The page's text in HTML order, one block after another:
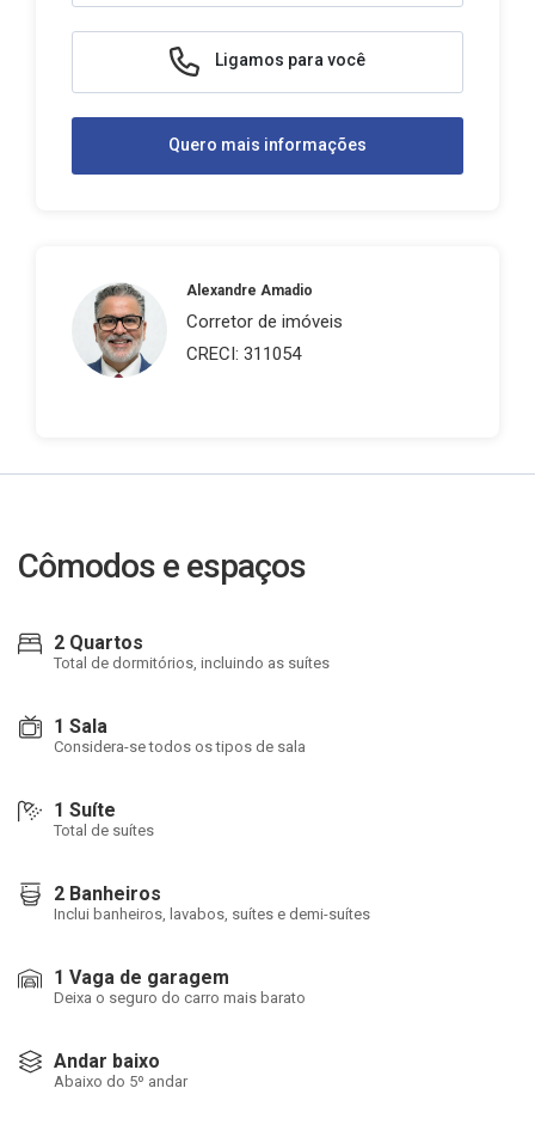
Ligamos para você
Quero mais informações
Alexandre Amadio
Corretor de imóveis
CRECI: 311054
Cômodos e espaços
2 Quartos
Total de dormitórios, incluindo as suítes
1 Sala
Considera-se todos os tipos de sala
1 Suíte
Total de suítes
2 Banheiros
Inclui banheiros, lavabos, suítes e demi-suítes
1 Vaga de garagem
Deixa o seguro do carro mais barato
Andar baixo
Abaixo do 5º andar